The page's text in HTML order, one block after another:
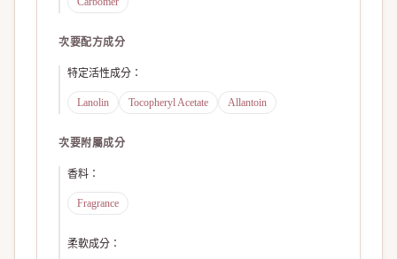
次要配方成分
特定活性成分 ：
Lanolin Tocopheryl Acetate Allantoin
次要附屬成分
香料 ：
Fragrance
柔軟成分 ：